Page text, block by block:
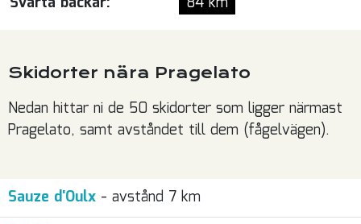
Skidorter nära Pragelato
Nedan hittar ni de 50 skidorter som ligger närmast
Pragelato, samt avståndet till dem (fågelvägen).
Sauze d'Oulx - avstånd 7 km